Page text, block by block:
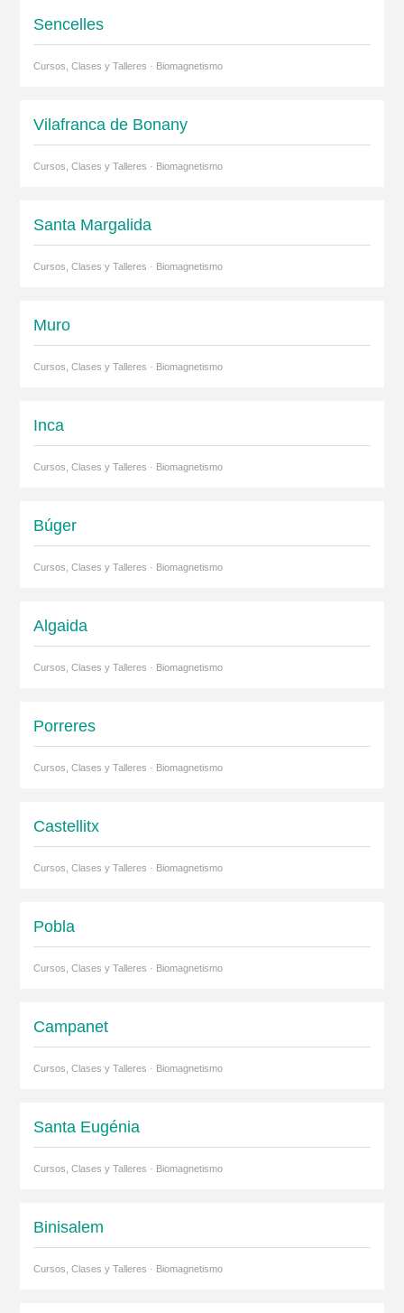
Sencelles
Cursos, Clases y Talleres · Biomagnetismo
Vilafranca de Bonany
Cursos, Clases y Talleres · Biomagnetismo
Santa Margalida
Cursos, Clases y Talleres · Biomagnetismo
Muro
Cursos, Clases y Talleres · Biomagnetismo
Inca
Cursos, Clases y Talleres · Biomagnetismo
Búger
Cursos, Clases y Talleres · Biomagnetismo
Algaida
Cursos, Clases y Talleres · Biomagnetismo
Porreres
Cursos, Clases y Talleres · Biomagnetismo
Castellitx
Cursos, Clases y Talleres · Biomagnetismo
Pobla
Cursos, Clases y Talleres · Biomagnetismo
Campanet
Cursos, Clases y Talleres · Biomagnetismo
Santa Eugénia
Cursos, Clases y Talleres · Biomagnetismo
Binisalem
Cursos, Clases y Talleres · Biomagnetismo